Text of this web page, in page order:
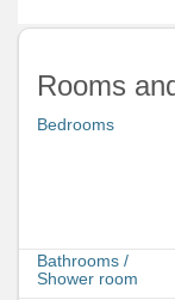
Rooms
Bedrooms
Bathrooms /
Shower room